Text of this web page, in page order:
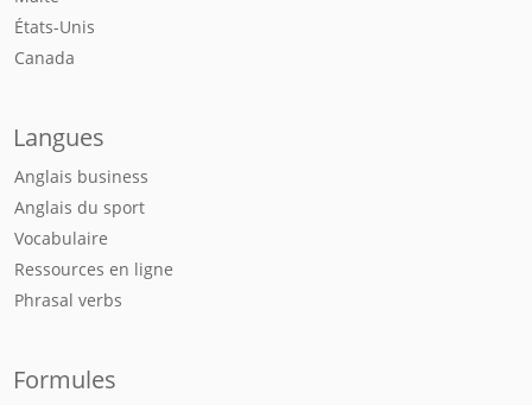
États-Unis
Canada
Langues
Anglais business
Anglais du sport
Vocabulaire
Ressources en ligne
Phrasal verbs
Formules